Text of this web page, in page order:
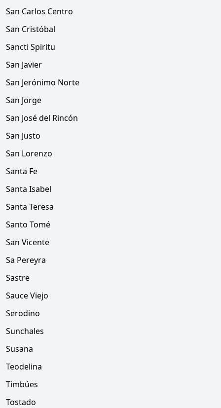
San Carlos Centro
San Cristóbal
Sancti Spiritu
San Javier
San Jerónimo Norte
San Jorge
San José del Rincón
San Justo
San Lorenzo
Santa Fe
Santa Isabel
Santa Teresa
Santo Tomé
San Vicente
Sa Pereyra
Sastre
Sauce Viejo
Serodino
Sunchales
Susana
Teodelina
Timbúes
Tostado